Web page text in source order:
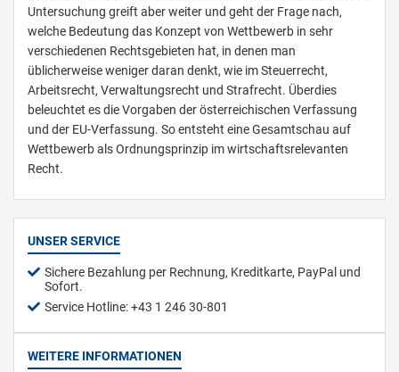
Untersuchung greift aber weiter und geht der Frage nach,
welche Bedeutung das Konzept von Wettbewerb in sehr
verschiedenen Rechtsgebieten hat, in denen man
üblicherweise weniger daran denkt, wie im Steuerrecht,
Arbeitsrecht, Verwaltungsrecht und Strafrecht. Überdies
beleuchtet es die Vorgaben der österreichischen Verfassung
und der EU-Verfassung. So entsteht eine Gesamtschau auf
Wettbewerb als Ordnungsprinzip im wirtschaftsrelevanten
Recht.
UNSER SERVICE
Sichere Bezahlung per Rechnung, Kreditkarte, PayPal und
Sofort.
Service Hotline: +43 1 246 30-801
WEITERE INFORMATIONEN